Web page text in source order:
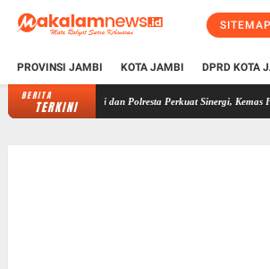
SITEMAP
PROVINSI JAMBI KOTA JAMBI DPRD KOTA
BERITA
TERKINI
Kota Jambi dan Polresta Perkuat Sinergi, Kemas Faried: